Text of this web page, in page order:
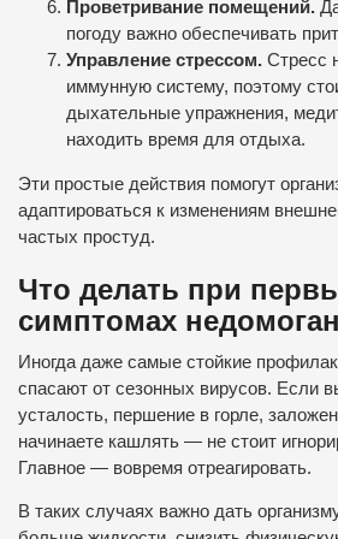
Проветривание помещений.
погоду важно обеспечивать
Управление стрессом. Стресс
иммунную систему, поэтому
дыхательные упражнения,
находить время для отдыха.
Эти простые действия помогут
адаптироваться к изменениям
частых простуд.
Что делать при
симптомах
Иногда даже самые стойкие
спасают от сезонных вирусов. Если
усталость, першение в горле,
начинаете кашлять — не стоит
Главное — вовремя отреагировать.
В таких случаях важно дать